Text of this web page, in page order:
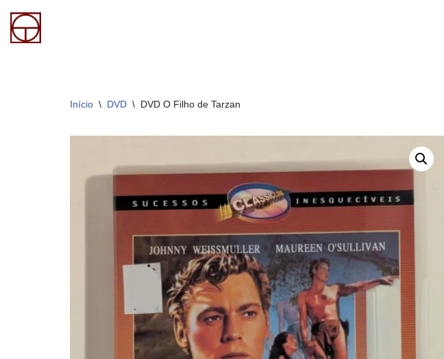
Pular
Início \ DVD \ DVD O Filho de Tarzan